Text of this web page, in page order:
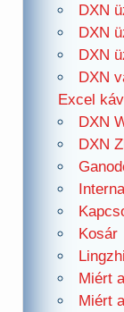
DXN
DXN
DXN
DXN
Excel
DXN
DXN
Kosár
Miért
Miért